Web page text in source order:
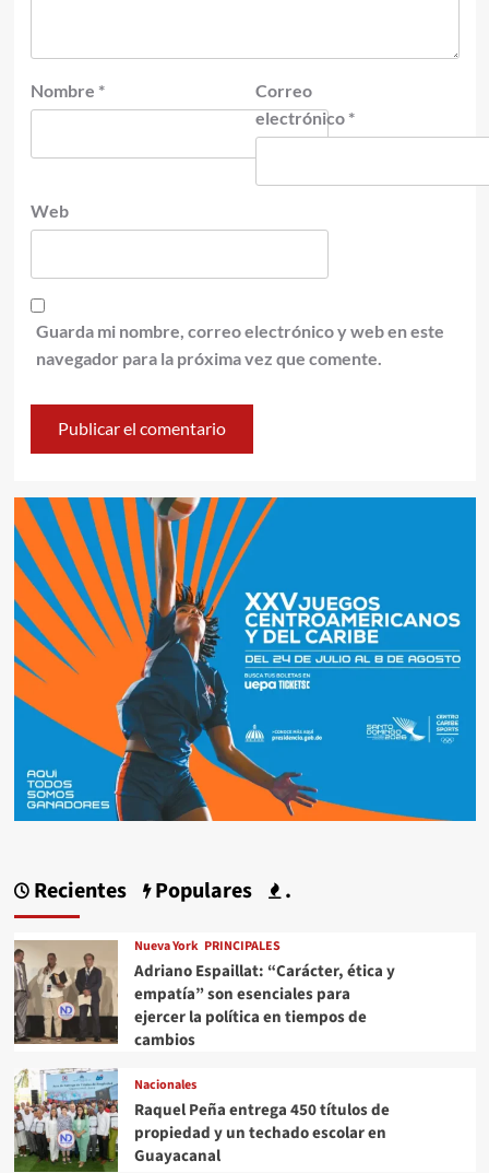
Nombre *
Correo
electrónico *
Web
Guarda mi nombre, correo electrónico y web en este
navegador para la próxima vez que comente.
Recientes Populares .
Nueva York PRINCIPALES
Adriano Espaillat: “Carácter, ética y
empatía” son esenciales para
ejercer la política en tiempos de
cambios
Nacionales
Raquel Peña entrega 450 títulos de
propiedad y un techado escolar en
Guayacanal